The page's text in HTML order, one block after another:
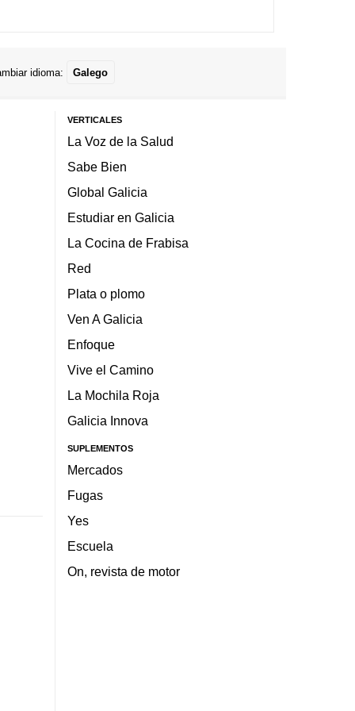
idioma: Galego
VERTICALES
La Voz de la Salud
Sabe Bien
Global Galicia
Estudiar en Galicia
La Cocina de Frabisa
Red
Plata o plomo
Ven A Galicia
Enfoque
Vive el Camino
La Mochila Roja
Galicia Innova
SUPLEMENTOS
Mercados
Fugas
Yes
Escuela
On, revista de motor